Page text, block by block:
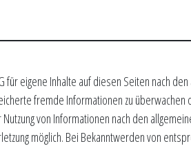
für eigene Inhalte auf diesen Seiten nach
fremde Informationen zu
von Informationen nach den
möglich. Bei Bekanntwerden von